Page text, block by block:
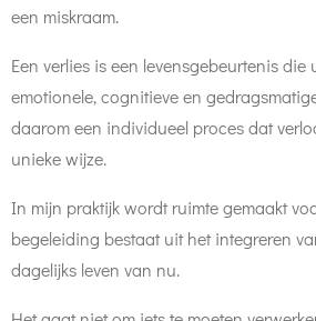
een miskraam.
Een verlies is een levensgebeurtenis die
emotionele, cognitieve en
daarom een individueel proces dat
unieke wijze.
In mijn praktijk wordt ruimte gemaakt
begeleiding bestaat uit het integreren
dagelijks leven van nu.